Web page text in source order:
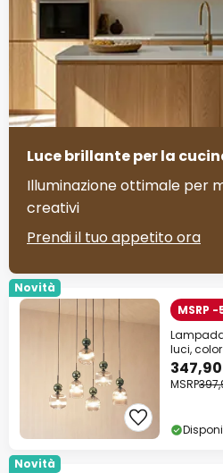
Luce brillante per la
Illuminazione ottimale per
creativi
Prendi il tuo appetito ora
Novità
MSRP
luci,
65 cm,
MSRP
Novità